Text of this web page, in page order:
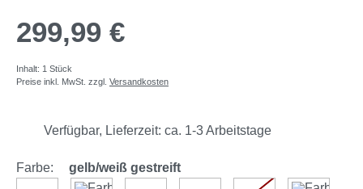
299,99 €
Inhalt: 1 Stück
Preise inkl. MwSt. zzgl. Versandkosten
Verfügbar, Lieferzeit: ca. 1-3 Arbeitstage
Farbe: gelb/weiß gestreift